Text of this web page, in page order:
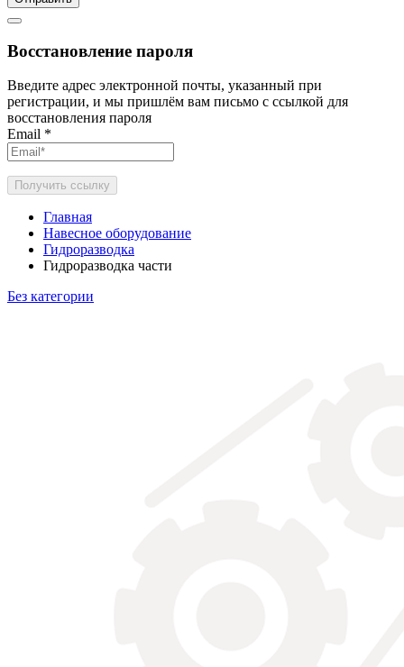
Восстановление пароля
Введите адрес электронной почты, указанный при
регистрации, и мы пришлём вам письмо с ссылкой для
восстановления пароля
Email *
Получить ссылку
Главная
Навесное оборудование
Гидроразводка
Гидроразводка части
Без категории